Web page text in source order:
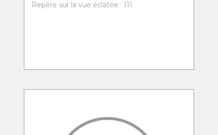
Repère sur la vue éclatée : 111